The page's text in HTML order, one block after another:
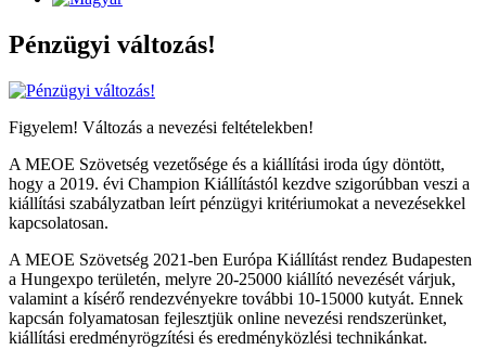
Pénzügyi változás!
Figyelem! Változás a nevezési feltételekben!
A MEOE Szövetség vezetősége és a kiállítási iroda úgy döntött,
hogy a 2019. évi Champion Kiállítástól kezdve szigorúbban veszi a
kiállítási szabályzatban leírt pénzügyi kritériumokat a nevezésekkel
kapcsolatosan.
A MEOE Szövetség 2021-ben Európa Kiállítást rendez Budapesten
a Hungexpo területén, melyre 20-25000 kiállító nevezését várjuk,
valamint a kísérő rendezvényekre további 10-15000 kutyát. Ennek
kapcsán folyamatosan fejlesztjük online nevezési rendszerünket,
kiállítási eredményrögzítési és eredményközlési technikánkat.